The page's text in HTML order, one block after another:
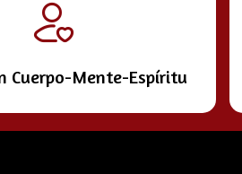
Cuerpo-Mente-Espíritu